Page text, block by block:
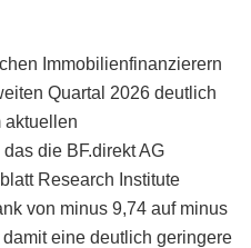
Immobilienfinanzierern
Quartal 2026 deutlich
aktuellen
die BF.direkt AG
Research Institute
von minus 9,74 auf minus
eine deutlich geringere